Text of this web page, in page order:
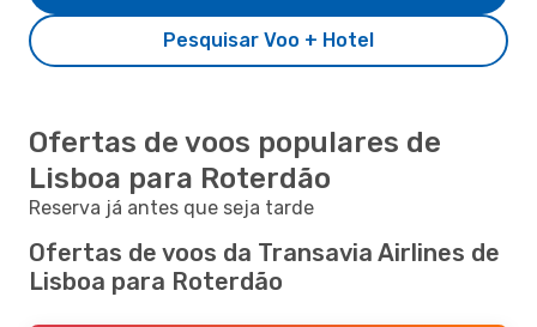
Pesquisar Voo + Hotel
Ofertas de voos populares de
Lisboa para Roterdão
Reserva já antes que seja tarde
Ofertas de voos da Transavia Airlines de
Lisboa para Roterdão